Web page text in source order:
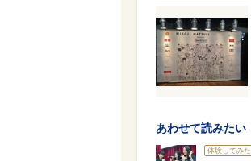
あわせて読みたい
体験してみた